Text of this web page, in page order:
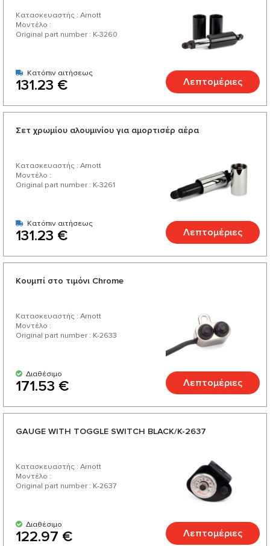
Κατασκευαστής : Arnott
Μοντέλο :
Original part number : K-3260
Κατόπιν αιτήσεως
131.23 € Λεπτομέριες
Σετ χρωμίου αλουμινίου για αμορτισέρ αέρα
Κατασκευαστής : Arnott
Μοντέλο :
Original part number : K-3261
Κατόπιν αιτήσεως
131.23 € Λεπτομέριες
Κουμπί στο τιμόνι Chrome
Κατασκευαστής : Arnott
Μοντέλο :
Original part number : K-2633
Διαθέσιμο
171.53 € Λεπτομέριες
GAUGE WITH TOGGLE SWITCH BLACK/K-2637
Κατασκευαστής : Arnott
Μοντέλο :
Original part number : K-2637
Διαθέσιμο
122.97 € Λεπτομέριες